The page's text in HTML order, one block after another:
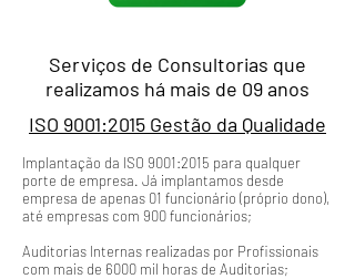
Serviços de Consultorias que
realizamos há mais de 09 anos
ISO 9001:2015 Gestão da Qualidade
Implantação da ISO 9001:2015 para qualquer
porte de empresa. Já implantamos desde
empresa de apenas 01 funcionário (próprio dono),
até empresas com 900 funcionários;
Auditorias Internas realizadas por Profissionais
com mais de 6000 mil horas de Auditorias;